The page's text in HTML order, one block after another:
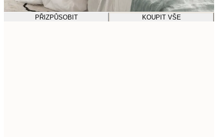
PŘIZPŮSOBIT KOUPIT VŠE